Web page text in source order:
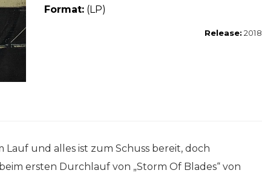
Format: (LP)
Release: 2018
Lauf und alles ist zum Schuss bereit, doch
ersten Durchlauf von „Storm Of Blades“ von